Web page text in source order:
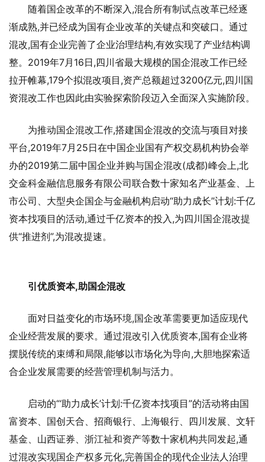
随着国企改革的不断深入,混合所有制试点改革已经逐
渐成熟,并已经成为国有企业改革的关键点和突破口。通过
混改,国有企业完善了企业治理结构,有效实现了产业结构调
整。2019年7月16日,四川省最大规模的国企混改工作已经
拉开帷幕,179个拟混改项目,资产总额超过3200亿元,四川国
资混改工作也因此由实验探索阶段迈入全面深入实施阶段。
为推动国企混改工作,搭建国企混改的交流与项目对接
平台,2019年7月25日在中国企业国有产权交易机构协会举
办的2019第二届中国企业并购与国企混改(成都)峰会上,北
交金科金融信息服务有限公司联合数十家知名产业基金、上
市公司、大型央企国企与金融机构启动“助力成长”计划:千亿
资本找项目的活动,通过千亿资本的投入,为四川国企混改提
供“推进剂”,为混改提速。
引优质资本,助国企混改
面对日益变化的市场环境,国企改革需要更加适应现代
企业经营发展的要求。通过混改引入优质资本,国有企业将
摆脱传统的束缚和局限,能够以市场化为导向,大胆地探索适
合企业发展需要的经营管理机制与活力。
启动的“‘助力成长’计划:千亿资本找项目”的活动将由国
富资本、国创天合、招商银行、上海银行、四川发展、文轩
基金、山西证券、浙江祉和资产等数十家机构共同发起,通
过混改实现国企产权多元化,完善国企的现代企业法人治理